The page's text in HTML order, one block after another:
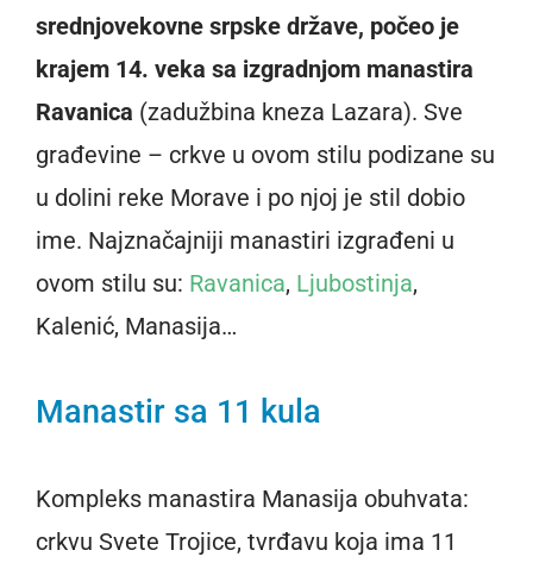
srednjovekovne srpske države, počeo je
krajem 14. veka sa izgradnjom manastira
Ravanica (zadužbina kneza Lazara). Sve
građevine – crkve u ovom stilu podizane su
u dolini reke Morave i po njoj je stil dobio
ime. Najznačajniji manastiri izgrađeni u
ovom stilu su: Ravanica, Ljubostinja,
Kalenić, Manasija…
Manastir sa 11 kula
Kompleks manastira Manasija obuhvata:
crkvu Svete Trojice, tvrđavu koja ima 11